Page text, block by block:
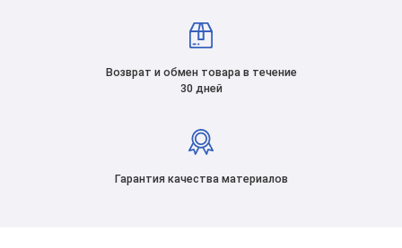
Возврат и обмен товара в течение
30 дней
Гарантия качества материалов